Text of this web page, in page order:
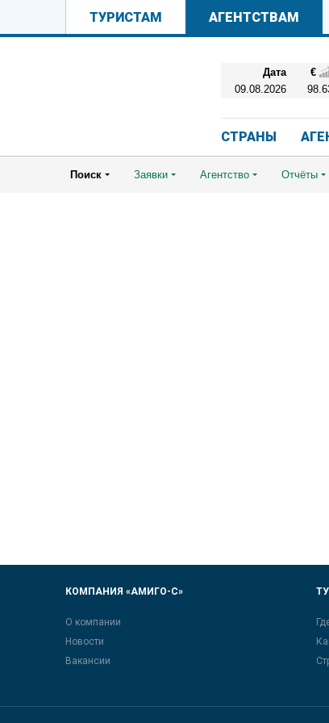
ТУРИСТАМ АГЕНТСТВАМ
СТРАНЫ
Дата €
09.08.2026
Поиск Заявки Агентство Отчёты
КОМПАНИЯ «АМИГО-С»
О компании
Новости
Вакансии